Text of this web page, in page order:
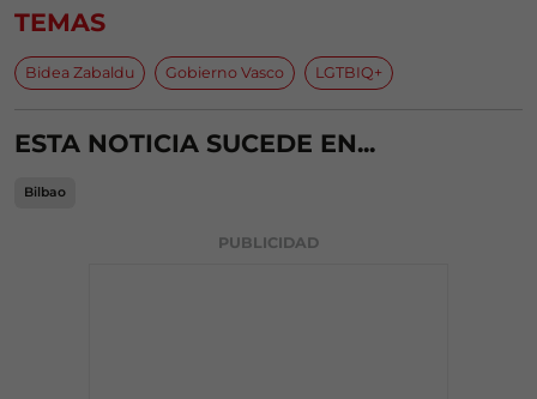
TEMAS
Bidea Zabaldu Gobierno Vasco LGTBIQ+
ESTA NOTICIA SUCEDE EN...
Bilbao
PUBLICIDAD